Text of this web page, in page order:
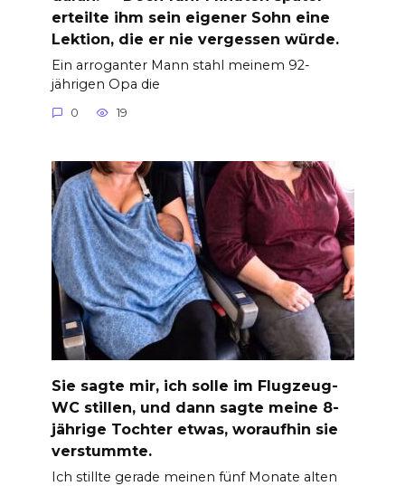
erteilte ihm sein eigener Sohn eine
Lektion, die er nie vergessen würde.
Ein arroganter Mann stahl meinem 92-
jährigen Opa die
0 19
Sie sagte mir, ich solle im Flugzeug-
WC stillen, und dann sagte meine 8-
jährige Tochter etwas, woraufhin sie
verstummte.
Ich stillte gerade meinen fünf Monate alten